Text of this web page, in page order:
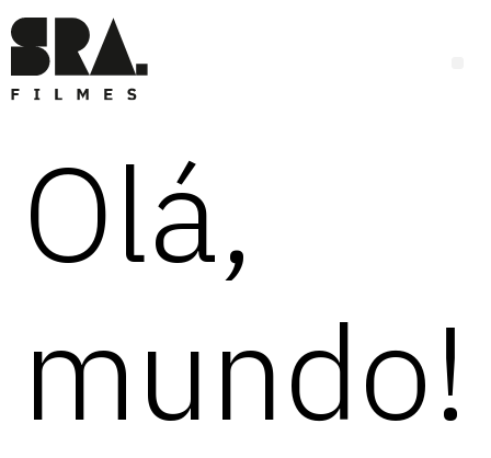
Olá,
mundo!